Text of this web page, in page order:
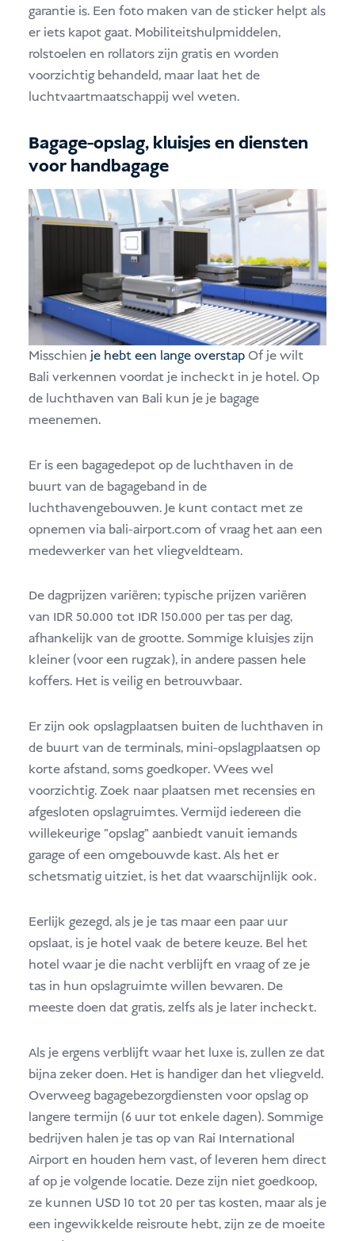
garantie is. Een foto maken van de sticker helpt als
er iets kapot gaat. Mobiliteitshulpmiddelen,
rolstoelen en rollators zijn gratis en worden
voorzichtig behandeld, maar laat het de
luchtvaartmaatschappij wel weten.
Bagage-opslag, kluisjes en diensten
voor handbagage
Misschienje hebt een lange overstapOf je wilt
Bali verkennen voordat je incheckt in je hotel. Op
de luchthaven van Bali kun je je bagage
meenemen.
Er is een bagagedepot op de luchthaven in de
buurt van de bagageband in de
luchthavengebouwen. Je kunt contact met ze
opnemen via bali-airport.com of vraag het aan een
medewerker van het vliegveldteam.
De dagprijzen variëren; typische prijzen variëren
van IDR 50.000 tot IDR 150.000 per tas per dag,
afhankelijk van de grootte. Sommige kluisjes zijn
kleiner (voor een rugzak), in andere passen hele
koffers. Het is veilig en betrouwbaar.
Er zijn ook opslagplaatsen buiten de luchthaven in
de buurt van de terminals, mini-opslagplaatsen op
korte afstand, soms goedkoper. Wees wel
voorzichtig. Zoek naar plaatsen met recensies en
afgesloten opslagruimtes. Vermijd iedereen die
willekeurige "opslag" aanbiedt vanuit iemands
garage of een omgebouwde kast. Als het er
schetsmatig uitziet, is het dat waarschijnlijk ook.
Eerlijk gezegd, als je je tas maar een paar uur
opslaat, is je hotel vaak de betere keuze. Bel het
hotel waar je die nacht verblijft en vraag of ze je
tas in hun opslagruimte willen bewaren. De
meeste doen dat gratis, zelfs als je later incheckt.
Als je ergens verblijft waar het luxe is, zullen ze dat
bijna zeker doen. Het is handiger dan het vliegveld.
Overweeg bagagebezorgdiensten voor opslag op
langere termijn (6 uur tot enkele dagen). Sommige
bedrijven halen je tas op van Rai International
Airport en houden hem vast, of leveren hem direct
af op je volgende locatie. Deze zijn niet goedkoop,
ze kunnen USD 10 tot 20 per tas kosten, maar als je
een ingewikkelde reisroute hebt, zijn ze de moeite